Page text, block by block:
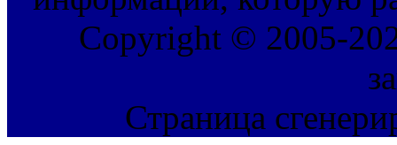
Copyright © 2005-
Страница